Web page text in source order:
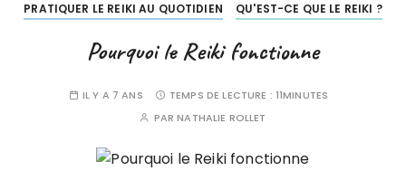
PRATIQUER LE REIKI AU QUOTIDIEN
QU'EST-CE QUE LE REIKI ?
Pourquoi le Reiki fonctionne
IL Y A 7 ANS TEMPS DE LECTURE : 11MINUTES
PARNATHALIE ROLLET